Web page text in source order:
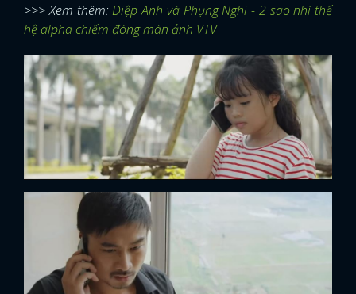
>>> Xem thêm:Diệp Anh và Phụng Nghi - 2 sao nhí thế
hệ alpha chiếm đóng màn ảnh VTV